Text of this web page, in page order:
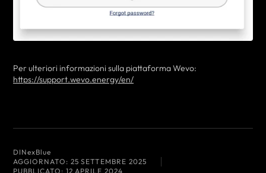
Per ulteriori informazioni sulla piattaforma Wevo:
https://support.wevo.energy/en/
DI NexBlue
AGGIORNATO: 25 SETTEMBRE 2025
PUBBLICATO: 12 APRILE 2024